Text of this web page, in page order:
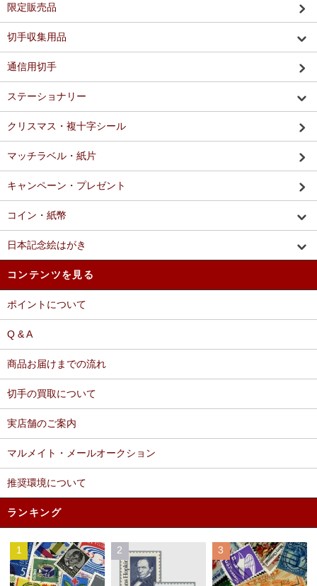
限定販売品
切手収集用品
通信用切手
ステーショナリー
クリスマス・複十字シール
マッチラベル・紙片
キャンペーン・プレゼント
コイン・紙幣
日本記念絵はがき
コンテンツを見る
ポイントについて
Q & A
商品お届けまでの流れ
切手の買取について
実店舗のご案内
マルメイト・メールオークション
推奨環境について
ランキング
1 2 3